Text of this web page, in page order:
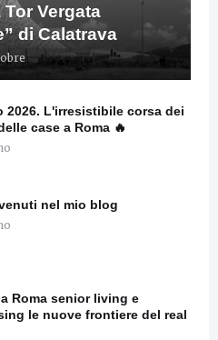
Vergata
di Calatrava
2026. L'irresistibile corsa dei
case a Roma 🔥
nel mio blog
Roma senior living e
le nuove frontiere del real